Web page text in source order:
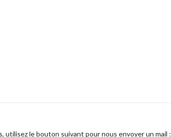
le bouton suivant pour nous envoyer un mail :